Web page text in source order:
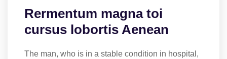
Rermentum magna toi
cursus lobortis Aenean
The man, who is in a stable condition in hospital,